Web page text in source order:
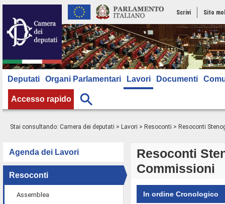
Scrivi Sito
Deputati Organi Parlamentari Lavori Documenti
Accesso rapido
Stai consultando: Camera dei deputati > Lavori > Resoconti > Resoconti
Agenda dei Lavori
Resoconti
Assemblea
Resoconti
Commissioni
In ordine Cronologico